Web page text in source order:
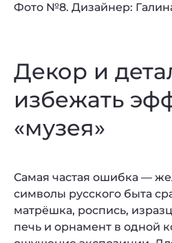
Фото №8. Дизайнер:
Декор и
избежать
«музея»
Самая частая ошибка —
символы русского быта
матрёшка, роспись,
печь и орнамент в одной